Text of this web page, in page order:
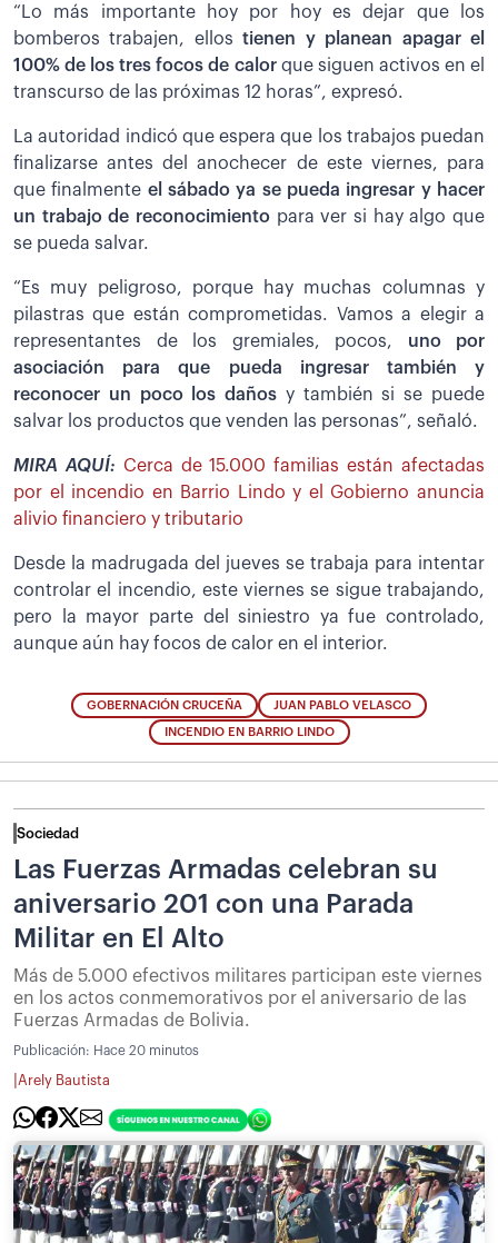
“Lo más importante hoy por hoy es dejar que los
bomberos trabajen, ellostienen y planean apagar el
100% de los tres focos de calorque siguen activos en el
transcurso de las próximas 12 horas”, expresó.
La autoridad indicó que espera que los trabajos puedan
finalizarse antes del anochecer de este viernes, para
que finalmente el sábado ya se pueda ingresar y hacer
un trabajo de reconocimiento para ver si hay algo que
se pueda salvar.
“Es muy peligroso, porque hay muchas columnas y
pilastras que están comprometidas. Vamos a elegir a
representantes de los gremiales, pocos, uno por
asociación para que pueda ingresar también y
reconocer un poco los daños y también si se puede
salvar los productos que venden las personas”, señaló.
MIRA AQUÍ: Cerca de 15.000 familias están afectadas
por el incendio en Barrio Lindo y el Gobierno anuncia
alivio financiero y tributario
Desde la madrugada del jueves se trabaja para intentar
controlar el incendio, este viernes se sigue trabajando,
pero la mayor parte del siniestro ya fue controlado,
aunque aún hay focos de calor en el interior.
GOBERNACIÓN CRUCEÑA JUAN PABLO VELASCO
INCENDIO EN BARRIO LINDO
Sociedad
Las Fuerzas Armadas celebran su
aniversario 201 con una Parada
Militar en El Alto
Más de 5.000 efectivos militares participan este viernes
en los actos conmemorativos por el aniversario de las
Fuerzas Armadas de Bolivia.
Publicación: Hace 20 minutos
Arely Bautista